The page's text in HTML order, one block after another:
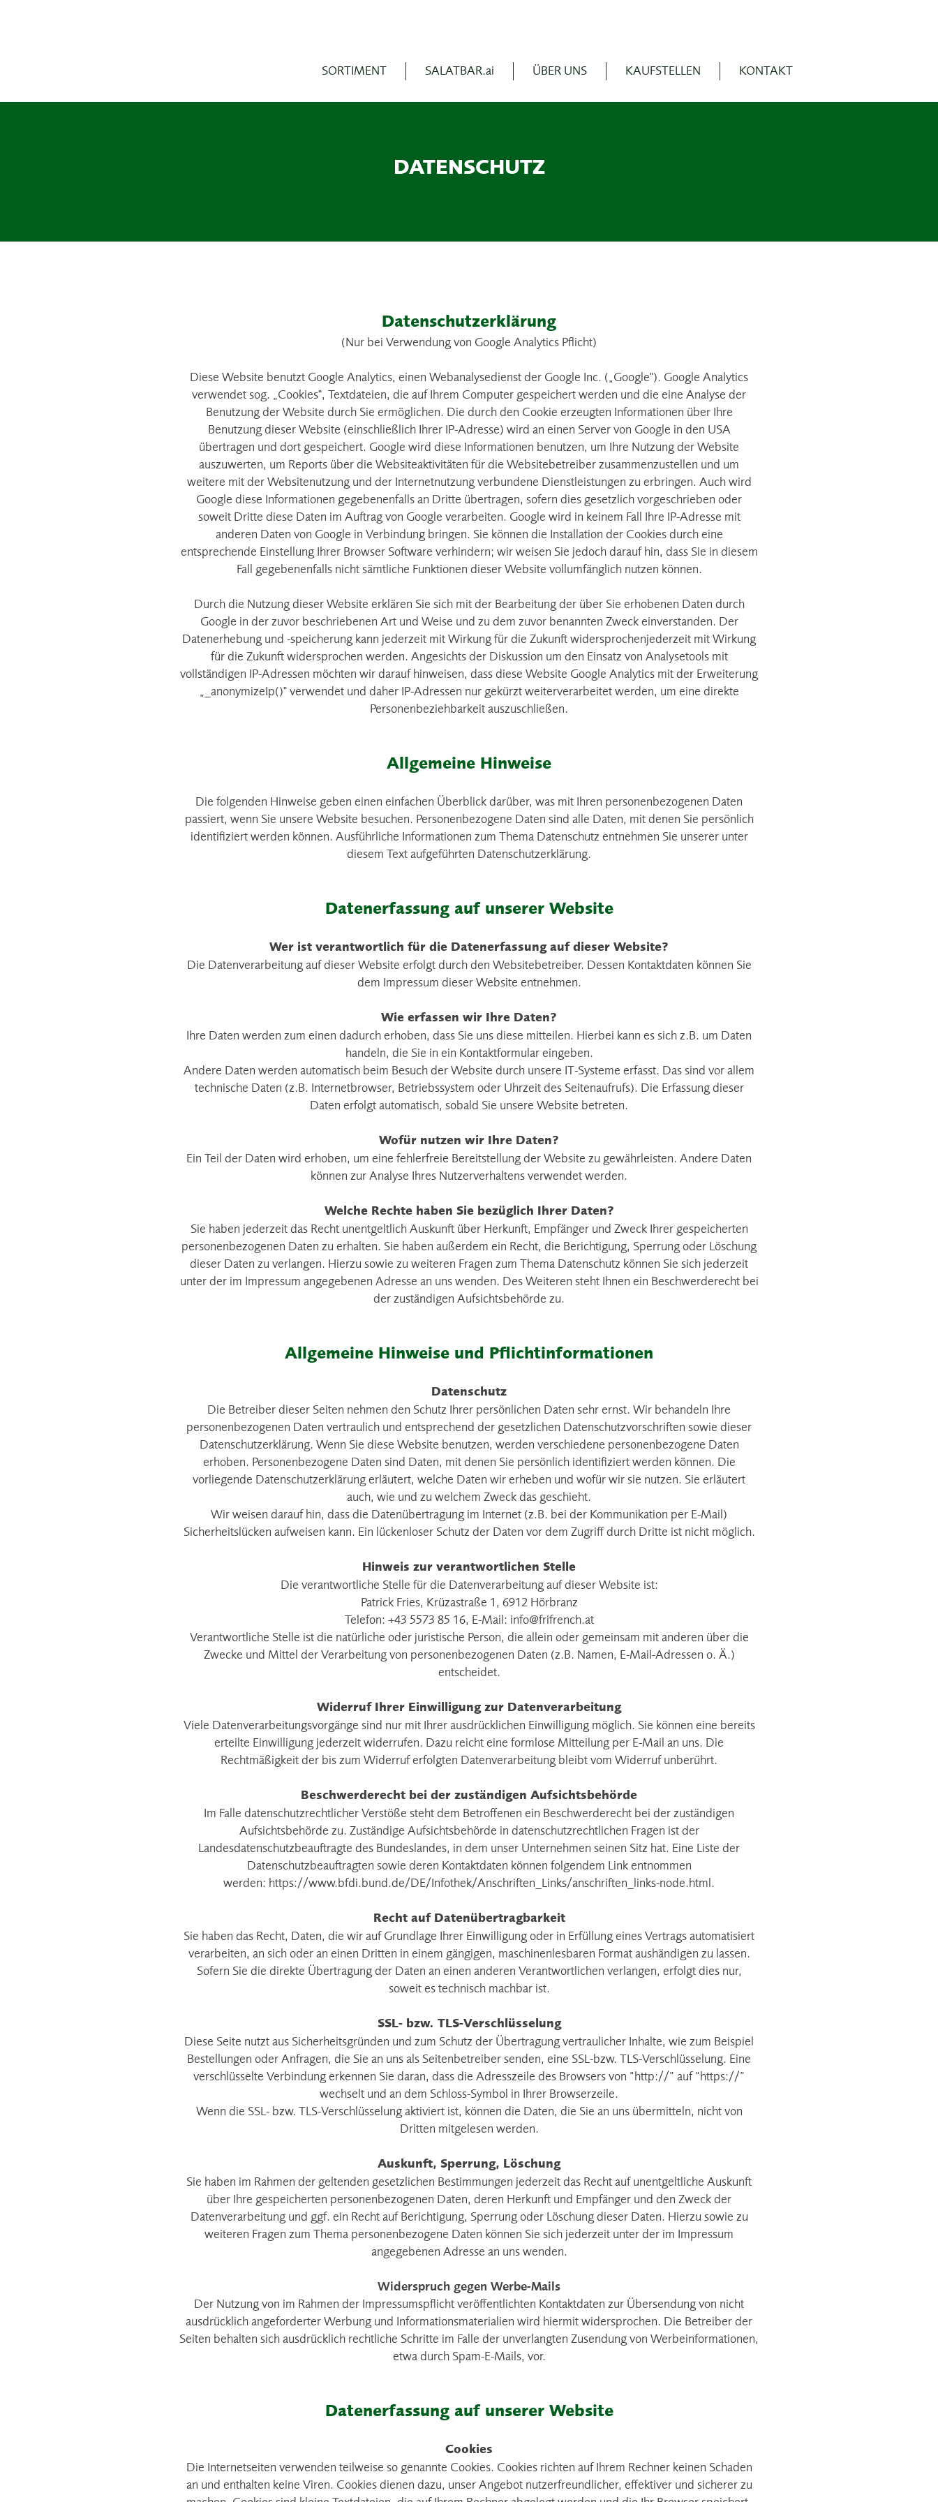
SORTIMENT SALATBAR.ai ÜBER UNS KAUFSTELLEN KONTAKT
DATENSCHUTZ
Datenschutzerklärung
(Nur bei Verwendung von Google Analytics Pflicht)
Diese Website benutzt Google Analytics, einen Webanalysedienst der Google Inc. („Google"). Google Analytics
verwendet sog. „Cookies", Textdateien, die auf Ihrem Computer gespeichert werden und die eine Analyse der
Benutzung der Website durch Sie ermöglichen. Die durch den Cookie erzeugten Informationen über Ihre
Benutzung dieser Website (einschließlich Ihrer IP-Adresse) wird an einen Server von Google in den USA
übertragen und dort gespeichert. Google wird diese Informationen benutzen, um Ihre Nutzung der Website
auszuwerten, um Reports über die Websiteaktivitäten für die Websitebetreiber zusammenzustellen und um
weitere mit der Websitenutzung und der Internetnutzung verbundene Dienstleistungen zu erbringen. Auch wird
Google diese Informationen gegebenenfalls an Dritte übertragen, sofern dies gesetzlich vorgeschrieben oder
soweit Dritte diese Daten im Auftrag von Google verarbeiten. Google wird in keinem Fall Ihre IP-Adresse mit
anderen Daten von Google in Verbindung bringen. Sie können die Installation der Cookies durch eine
entsprechende Einstellung Ihrer Browser Software verhindern; wir weisen Sie jedoch darauf hin, dass Sie in diesem
Fall gegebenenfalls nicht sämtliche Funktionen dieser Website vollumfänglich nutzen können.
Durch die Nutzung dieser Website erklären Sie sich mit der Bearbeitung der über Sie erhobenen Daten durch
Google in der zuvor beschriebenen Art und Weise und zu dem zuvor benannten Zweck einverstanden. Der
Datenerhebung und -speicherung kann jederzeit mit Wirkung für die Zukunft widersprochenjederzeit mit Wirkung
für die Zukunft widersprochen werden. Angesichts der Diskussion um den Einsatz von Analysetools mit
vollständigen IP-Adressen möchten wir darauf hinweisen, dass diese Website Google Analytics mit der Erweiterung
„_anonymizeIp()" verwendet und daher IP-Adressen nur gekürzt weiterverarbeitet werden, um eine direkte
Personenbeziehbarkeit auszuschließen.
Allgemeine Hinweise
Die folgenden Hinweise geben einen einfachen Überblick darüber, was mit Ihren personenbezogenen Daten
passiert, wenn Sie unsere Website besuchen. Personenbezogene Daten sind alle Daten, mit denen Sie persönlich
identifiziert werden können. Ausführliche Informationen zum Thema Datenschutz entnehmen Sie unserer unter
diesem Text aufgeführten Datenschutzerklärung.
Datenerfassung auf unserer Website
Wer ist verantwortlich für die Datenerfassung auf dieser Website?
Die Datenverarbeitung auf dieser Website erfolgt durch den Websitebetreiber. Dessen Kontaktdaten können Sie
dem Impressum dieser Website entnehmen.
Wie erfassen wir Ihre Daten?
Ihre Daten werden zum einen dadurch erhoben, dass Sie uns diese mitteilen. Hierbei kann es sich z.B. um Daten
handeln, die Sie in ein Kontaktformular eingeben.
Andere Daten werden automatisch beim Besuch der Website durch unsere IT-Systeme erfasst. Das sind vor allem
technische Daten (z.B. Internetbrowser, Betriebssystem oder Uhrzeit des Seitenaufrufs). Die Erfassung dieser
Daten erfolgt automatisch, sobald Sie unsere Website betreten.
Wofür nutzen wir Ihre Daten?
Ein Teil der Daten wird erhoben, um eine fehlerfreie Bereitstellung der Website zu gewährleisten. Andere Daten
können zur Analyse Ihres Nutzerverhaltens verwendet werden.
Welche Rechte haben Sie bezüglich Ihrer Daten?
Sie haben jederzeit das Recht unentgeltlich Auskunft über Herkunft, Empfänger und Zweck Ihrer gespeicherten
personenbezogenen Daten zu erhalten. Sie haben außerdem ein Recht, die Berichtigung, Sperrung oder Löschung
dieser Daten zu verlangen. Hierzu sowie zu weiteren Fragen zum Thema Datenschutz können Sie sich jederzeit
unter der im Impressum angegebenen Adresse an uns wenden. Des Weiteren steht Ihnen ein Beschwerderecht bei
der zuständigen Aufsichtsbehörde zu.
Allgemeine Hinweise und Pflichtinformationen
Datenschutz
Die Betreiber dieser Seiten nehmen den Schutz Ihrer persönlichen Daten sehr ernst. Wir behandeln Ihre
personenbezogenen Daten vertraulich und entsprechend der gesetzlichen Datenschutzvorschriften sowie dieser
Datenschutzerklärung. Wenn Sie diese Website benutzen, werden verschiedene personenbezogene Daten
erhoben. Personenbezogene Daten sind Daten, mit denen Sie persönlich identifiziert werden können. Die
vorliegende Datenschutzerklärung erläutert, welche Daten wir erheben und wofür wir sie nutzen. Sie erläutert
auch, wie und zu welchem Zweck das geschieht.
Wir weisen darauf hin, dass die Datenübertragung im Internet (z.B. bei der Kommunikation per E-Mail)
Sicherheitslücken aufweisen kann. Ein lückenloser Schutz der Daten vor dem Zugriff durch Dritte ist nicht möglich.
Hinweis zur verantwortlichen Stelle
Die verantwortliche Stelle für die Datenverarbeitung auf dieser Website ist:
Patrick Fries, Krüzastraße 1, 6912 Hörbranz
Telefon: +43 5573 85 16, E-Mail: info@frifrench.at
Verantwortliche Stelle ist die natürliche oder juristische Person, die allein oder gemeinsam mit anderen über die
Zwecke und Mittel der Verarbeitung von personenbezogenen Daten (z.B. Namen, E-Mail-Adressen o. Ä.)
entscheidet.
Widerruf Ihrer Einwilligung zur Datenverarbeitung
Viele Datenverarbeitungsvorgänge sind nur mit Ihrer ausdrücklichen Einwilligung möglich. Sie können eine bereits
erteilte Einwilligung jederzeit widerrufen. Dazu reicht eine formlose Mitteilung per E-Mail an uns. Die
Rechtmäßigkeit der bis zum Widerruf erfolgten Datenverarbeitung bleibt vom Widerruf unberührt.
Beschwerderecht bei der zuständigen Aufsichtsbehörde
Im Falle datenschutzrechtlicher Verstöße steht dem Betroffenen ein Beschwerderecht bei der zuständigen
Aufsichtsbehörde zu. Zuständige Aufsichtsbehörde in datenschutzrechtlichen Fragen ist der
Landesdatenschutzbeauftragte des Bundeslandes, in dem unser Unternehmen seinen Sitz hat. Eine Liste der
Datenschutzbeauftragten sowie deren Kontaktdaten können folgendem Link entnommen
werden: https://www.bfdi.bund.de/DE/Infothek/Anschriften_Links/anschriften_links-node.html .
Recht auf Datenübertragbarkeit
Sie haben das Recht, Daten, die wir auf Grundlage Ihrer Einwilligung oder in Erfüllung eines Vertrags automatisiert
verarbeiten, an sich oder an einen Dritten in einem gängigen, maschinenlesbaren Format aushändigen zu lassen.
Sofern Sie die direkte Übertragung der Daten an einen anderen Verantwortlichen verlangen, erfolgt dies nur,
soweit es technisch machbar ist.
SSL- bzw. TLS-Verschlüsselung
Diese Seite nutzt aus Sicherheitsgründen und zum Schutz der Übertragung vertraulicher Inhalte, wie zum Beispiel
Bestellungen oder Anfragen, die Sie an uns als Seitenbetreiber senden, eine SSL-bzw. TLS-Verschlüsselung. Eine
verschlüsselte Verbindung erkennen Sie daran, dass die Adresszeile des Browsers von “http://” auf “https://”
wechselt und an dem Schloss-Symbol in Ihrer Browserzeile.
Wenn die SSL- bzw. TLS-Verschlüsselung aktiviert ist, können die Daten, die Sie an uns übermitteln, nicht von
Dritten mitgelesen werden.
Auskunft, Sperrung, Löschung
Sie haben im Rahmen der geltenden gesetzlichen Bestimmungen jederzeit das Recht auf unentgeltliche Auskunft
über Ihre gespeicherten personenbezogenen Daten, deren Herkunft und Empfänger und den Zweck der
Datenverarbeitung und ggf. ein Recht auf Berichtigung, Sperrung oder Löschung dieser Daten. Hierzu sowie zu
weiteren Fragen zum Thema personenbezogene Daten können Sie sich jederzeit unter der im Impressum
angegebenen Adresse an uns wenden.
Widerspruch gegen Werbe-Mails
Der Nutzung von im Rahmen der Impressumspflicht veröffentlichten Kontaktdaten zur Übersendung von nicht
ausdrücklich angeforderter Werbung und Informationsmaterialien wird hiermit widersprochen. Die Betreiber der
Seiten behalten sich ausdrücklich rechtliche Schritte im Falle der unverlangten Zusendung von Werbeinformationen,
etwa durch Spam-E-Mails, vor.
Datenerfassung auf unserer Website
Cookies
Die Internetseiten verwenden teilweise so genannte Cookies. Cookies richten auf Ihrem Rechner keinen Schaden
an und enthalten keine Viren. Cookies dienen dazu, unser Angebot nutzerfreundlicher, effektiver und sicherer zu